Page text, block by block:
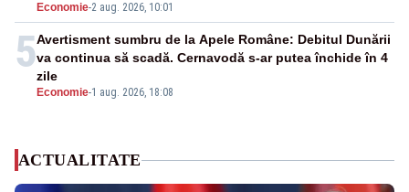
Economie-2 aug. 2026, 10:01
5
Economie-1 aug. 2026, 18:08
Avertisment sumbru de la Apele Române: Debitul Dunării
va continua să scadă. Cernavodă s-ar putea închide în 4
zile
ACTUALITATE